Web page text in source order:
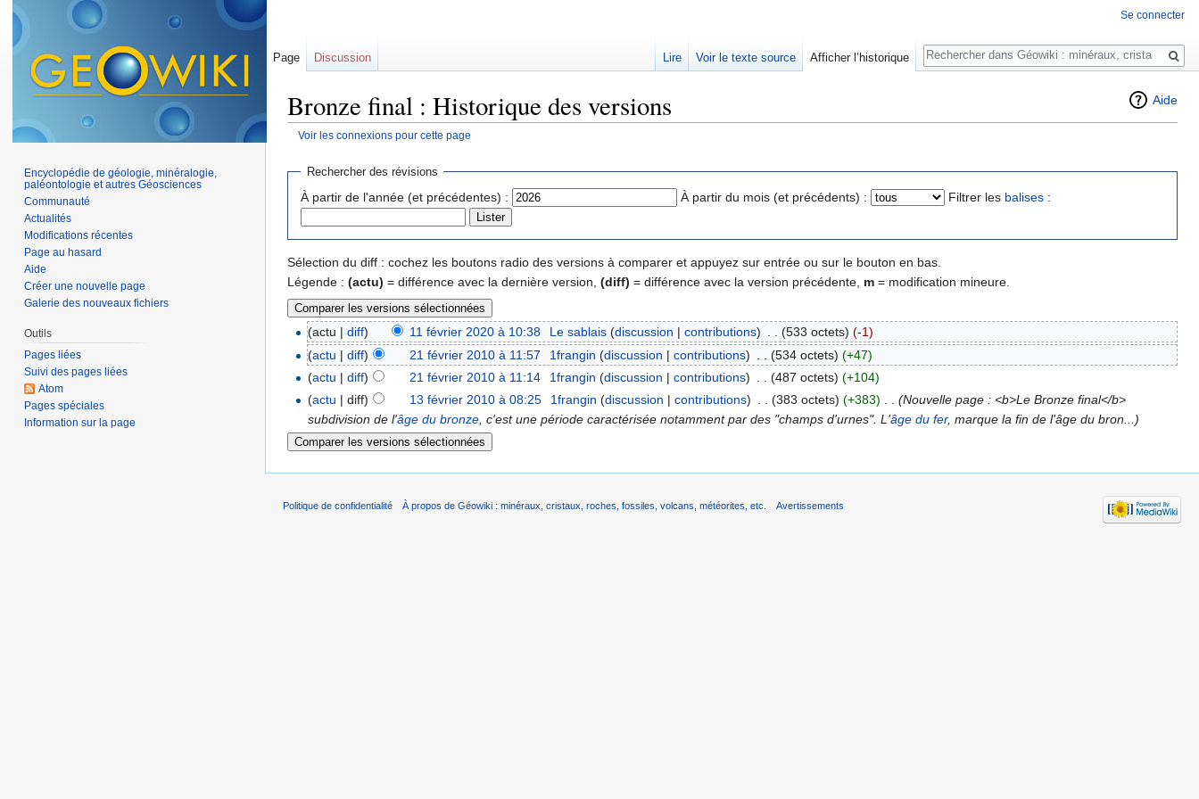
Aide
Bronze final : Historique des versions
Voir les connexions pour cette page
Rechercher des révisions
À partir de l'année (et précédentes) : À partir du mois (et précédents) : Filtrer les balises :
Sélection du diff : cochez les boutons radio des versions à comparer et appuyez sur entrée ou sur le bouton en bas.
Légende : (actu) = différence avec la dernière version, (diff) = différence avec la version précédente, m = modification mineure.
(actu |diff) 11 février 2020 à 10:38 Le sablais (discussion | contributions) (533 octets) (-1)
(actu |diff) 21 février 2010 à 11:57 1frangin (discussion | contributions) (534 octets) (+47)
(actu |diff) 21 février 2010 à 11:14 1frangin (discussion | contributions) (487 octets) (+104)
(actu | diff) 13 février 2010 à 08:25 1frangin (discussion | contributions) . . (383 octets) (+383) . . (Nouvelle page : <b>Le Bronze final</b>
subdivision de l'âge du bronze, c'est une période caractérisée notamment par des "champs d'urnes". L'âge du fer, marque la fin de l'âge du bron...)
Se connecter
Page Discussion Lire Voir le texte source Afficher l’historique
Rechercher
Encyclopédie de géologie, minéralogie,
paléontologie et autres Géosciences
Communauté
Actualités
Modifications récentes
Page au hasard
Aide
Créer une nouvelle page
Galerie des nouveaux fichiers
Outils
Pages liées
Suivi des pages liées
Atom
Pages spéciales
Information sur la page
Politique de confidentialité À propos de Géowiki : minéraux, cristaux, roches, fossiles, volcans, météorites, etc. Avertissements